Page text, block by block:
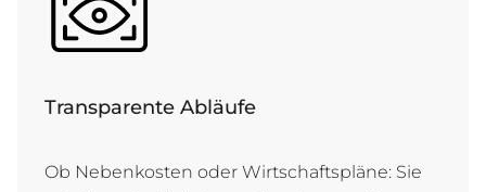
Transparente Abläufe
Ob Ne­ben­kos­ten o­der Wirt­schafts­plä­ne: Sie